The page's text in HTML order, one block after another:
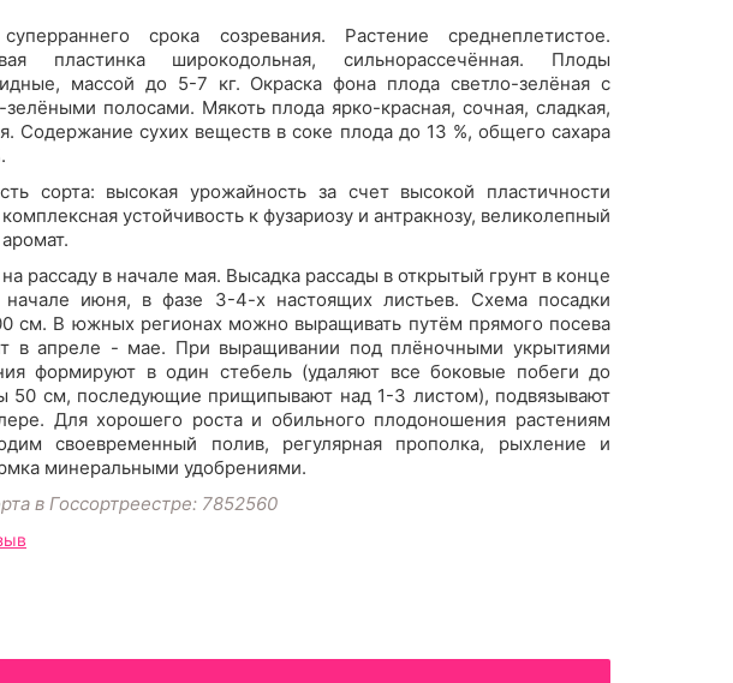
срока созревания. Растение среднеплетистое.
пластинка широкодольная, сильнорассечённая. Плоды
массой до 5-7 кг. Окраска фона плода светло-зелёная с
полосами. Мякоть плода ярко-красная, сочная, сладкая,
Содержание сухих веществ в соке плода до 13 %, общего сахара
сорта: высокая урожайность за счет высокой пластичности
устойчивость к фузариозу и антракнозу, великолепный
рассаду в начале мая. Высадка рассады в открытый грунт в конце
июня, в фазе 3-4-х настоящих листьев. Схема посадки
см. В южных регионах можно выращивать путём прямого посева
в апреле - мае. При выращивании под плёночными укрытиями
формируют в один стебель (удаляют все боковые побеги до
50 см, последующие прищипывают над 1-3 листом), подвязывают
Для хорошего роста и обильного плодоношения растениям
своевременный полив, регулярная прополка, рыхление и
минеральными удобрениями.
в Госсортреестре: 7852560